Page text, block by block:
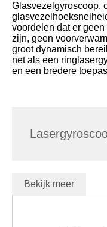
Glasvezelgyroscoop,
voordelen dat er
zijn, geen
groot dynamisch
net als een
en een bredere
Bekijk meer